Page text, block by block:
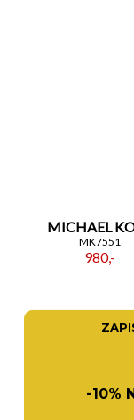
MICHAEL
MK7551
980,-
-10%